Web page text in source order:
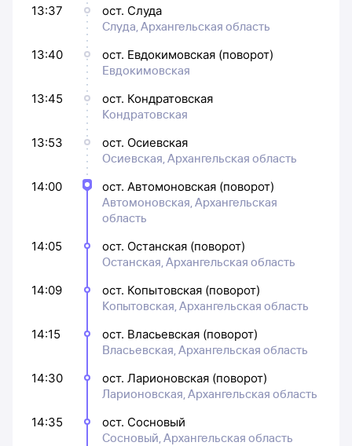
13:37
ост. Слуда
Слуда, Архангельская область
13:40
ост. Евдокимовская (поворот)
Евдокимовская
13:45
ост. Кондратовская
Кондратовская
13:53
ост. Осиевская
Осиевская, Архангельская область
14:00
ост. Автомоновская (поворот)
Автомоновская, Архангельская
область
14:05
ост. Останская (поворот)
Останская, Архангельская область
14:09
ост. Копытовская (поворот)
Копытовская, Архангельская область
14:15
ост. Власьевская (поворот)
Власьевская, Архангельская область
14:30
ост. Ларионовская (поворот)
Ларионовская, Архангельская область
14:35
ост. Сосновый
Сосновый, Архангельская область